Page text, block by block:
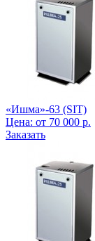
«Ишма»-63 (SIT)
Цена: от 70 000 р.
Заказать